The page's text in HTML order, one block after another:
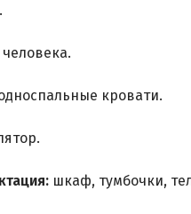
человека.
кровати.
шкаф, тумбочки,